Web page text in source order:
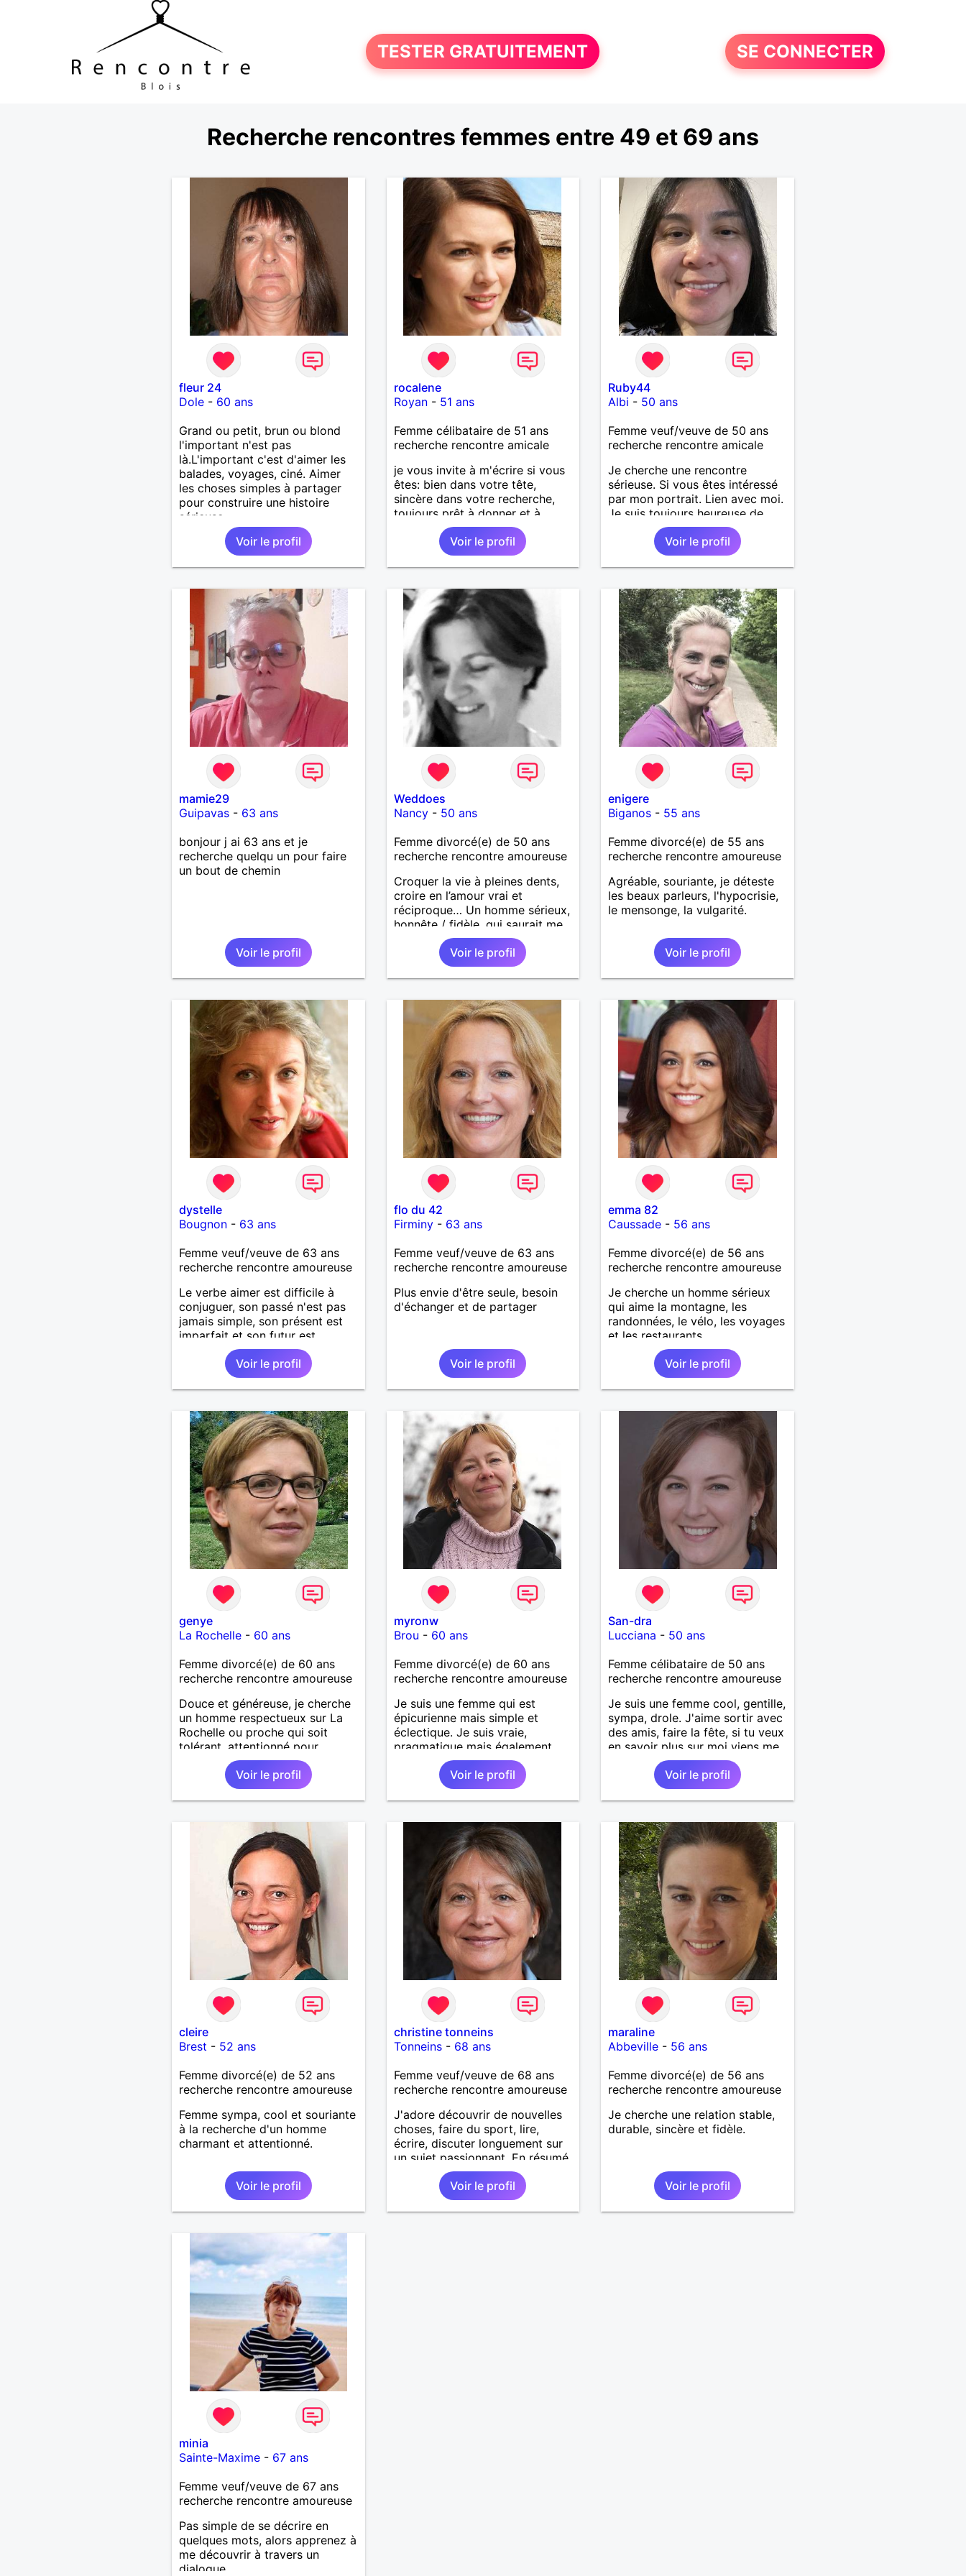
TESTER GRATUITEMENT SE CONNECTER
Recherche rencontres femmes entre 49 et 69 ans
fleur 24
Dole- 60 ans
Grand ou petit, brun ou blond
l'important n'est pas
là.L'important c'est d'aimer les
balades, voyages, ciné. Aimer
les choses simples à partager
pour construire une histoire
sérieuse.
Voir le profil
rocalene
Royan- 51 ans
Femme célibataire de 51 ans
recherche rencontre amicale
je vous invite à m'écrire si vous
êtes: bien dans votre tête,
sincère dans votre recherche,
toujours prêt à donner et à
Voir le profil
Ruby44
Albi - 50 ans
Femme veuf/veuve de 50 ans
recherche rencontre amicale
Je cherche une rencontre
sérieuse. Si vous êtes intéressé
par mon portrait. Lien avec moi.
Je suis toujours heureuse de
vous accueillir.
Voir le profil
mamie29
Guipavas- 63 ans
bonjour j ai 63 ans et je
recherche quelqu un pour faire
un bout de chemin
Voir le profil
Weddoes
Nancy- 50 ans
Femme divorcé(e) de 50 ans
recherche rencontre amoureuse
Croquer la vie à pleines dents,
croire en l’amour vrai et
réciproque… Un homme sérieux,
honnête / fidèle, qui saurait me
faire rire à nouveau, est le bien
Voir le profil
enigere
Biganos - 55 ans
Femme divorcé(e) de 55 ans
recherche rencontre amoureuse
Agréable, souriante, je déteste
les beaux parleurs, l'hypocrisie,
le mensonge, la vulgarité.
Voir le profil
dystelle
Bougnon- 63 ans
Femme veuf/veuve de 63 ans
recherche rencontre amoureuse
Le verbe aimer est difficile à
conjuguer, son passé n'est pas
jamais simple, son présent est
imparfait et son futur est
conditionnel.
Voir le profil
flo du 42
Firminy- 63 ans
Femme veuf/veuve de 63 ans
recherche rencontre amoureuse
Plus envie d'être seule, besoin
d'échanger et de partager
Voir le profil
emma 82
Caussade - 56 ans
Femme divorcé(e) de 56 ans
recherche rencontre amoureuse
Je cherche un homme sérieux
qui aime la montagne, les
randonnées, le vélo, les voyages
et les restaurants.
Voir le profil
genye
La Rochelle- 60 ans
Femme divorcé(e) de 60 ans
recherche rencontre amoureuse
Douce et généreuse, je cherche
un homme respectueux sur La
Rochelle ou proche qui soit
tolérant, attentionné pour
profiter de la vie à deux.
Voir le profil
myronw
Brou - 60 ans
Femme divorcé(e) de 60 ans
recherche rencontre amoureuse
Je suis une femme qui est
épicurienne mais simple et
éclectique. Je suis vraie,
pragmatique mais également
passionnée, j'ai envie de vivre
des moments à deux.
Voir le profil
San-dra
Lucciana - 50 ans
Femme célibataire de 50 ans
recherche rencontre amoureuse
Je suis une femme cool, gentille,
sympa, drole. J'aime sortir avec
des amis, faire la fête, si tu veux
en savoir plus sur moi viens me
Voir le profil
cleire
Brest - 52 ans
Femme divorcé(e) de 52 ans
recherche rencontre amoureuse
Femme sympa, cool et souriante
à la recherche d'un homme
charmant et attentionné.
Voir le profil
christine tonneins
Tonneins- 68 ans
Femme veuf/veuve de 68 ans
recherche rencontre amoureuse
J'adore découvrir de nouvelles
choses, faire du sport, lire,
écrire, discuter longuement sur
un sujet passionnant. En résumé,
profiter de la vie, tout
simplement!Voir le profil
maraline
Abbeville - 56 ans
Femme divorcé(e) de 56 ans
recherche rencontre amoureuse
Je cherche une relation stable,
durable, sincère et fidèle.
Voir le profil
minia
Sainte-Maxime- 67 ans
Femme veuf/veuve de 67 ans
recherche rencontre amoureuse
Pas simple de se décrire en
quelques mots, alors apprenez à
me découvrir à travers un
dialogue.